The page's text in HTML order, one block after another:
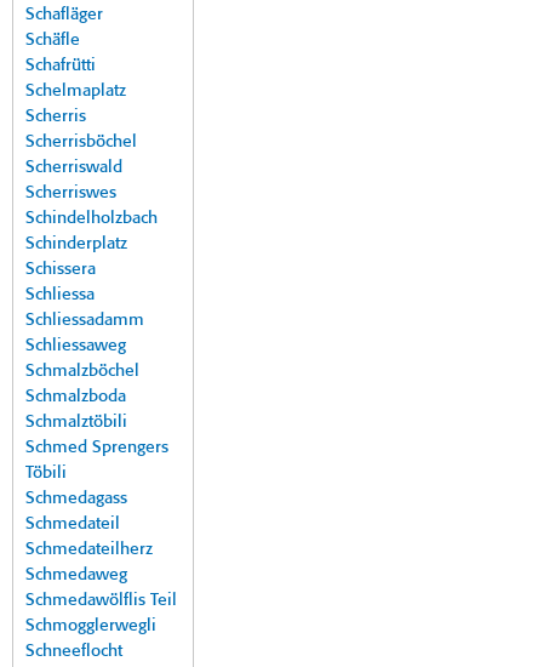
Schafläger
Schäfle
Schafrütti
Schelmaplatz
Scherris
Scherrisböchel
Scherriswald
Scherriswes
Schindelholzbach
Schinderplatz
Schissera
Schliessa
Schliessadamm
Schliessaweg
Schmalzböchel
Schmalzboda
Schmalztöbili
Schmed Sprengers
Töbili
Schmedagass
Schmedateil
Schmedateilherz
Schmedaweg
Schmedawölflis Teil
Schmogglerwegli
Schneeflocht